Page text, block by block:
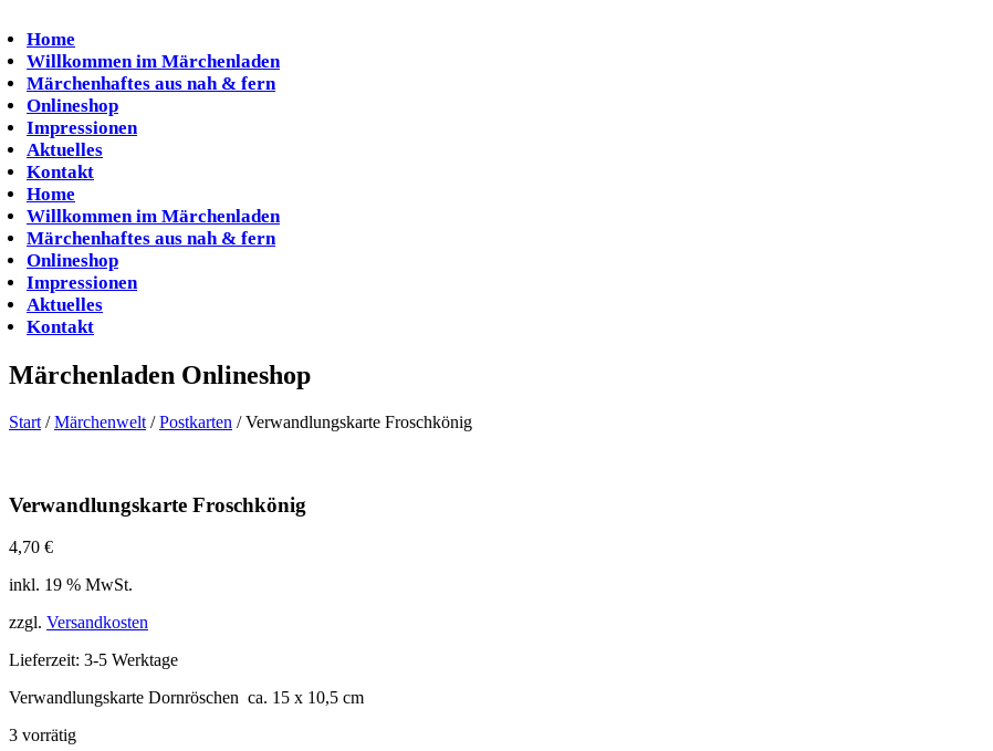
Inhalt
springen
Home
Willkommen im Märchenladen
Märchenhaftes aus nah & fern
Onlineshop
Impressionen
Aktuelles
Kontakt
Home
Willkommen im Märchenladen
Märchenhaftes aus nah & fern
Onlineshop
Impressionen
Aktuelles
Kontakt
Märchenladen Onlineshop
Start /Märchenwelt /Postkarten / Verwandlungskarte Froschkönig
Verwandlungskarte Froschkönig
4,70 €
inkl. 19 % MwSt.
zzgl. Versandkosten
Lieferzeit: 3-5 Werktage
Verwandlungskarte Dornröschen ca. 15 x 10,5 cm
3 vorrätig